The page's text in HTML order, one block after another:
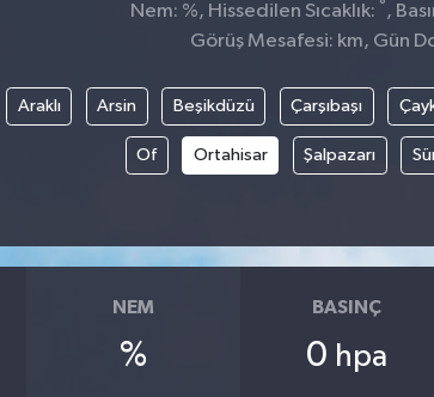
Nem: %, Hissedilen Sıcaklık: ° ,
Görüş Mesafesi: km, Gün
Araklı Arsin Beşikdüzü Çarşıbaşı
Of Ortahisar Şalpazarı
NEM
%
BASINÇ
0 hpa